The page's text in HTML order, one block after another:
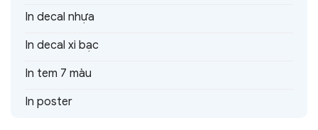
In decal nhựa
In decal xi bạc
In tem 7 màu
In poster